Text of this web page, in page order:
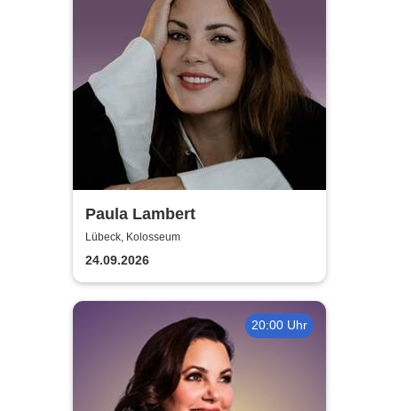
Paula Lambert
Lübeck, Kolosseum
24.09.2026
20:00 Uhr